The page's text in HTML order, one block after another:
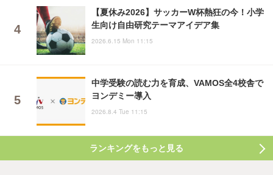
【夏休み2026】サッカーW杯熱狂の今！小学
生向け自由研究テーマアイデア集
2026.6.15 Mon 11:15
中学受験の読む力を育成、VAMOS全4校舎で
ヨンデミー導入
2026.8.4 Tue 11:15
ランキングをもっと見る